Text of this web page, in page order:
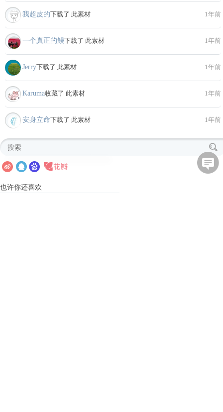
我超皮的下载了 此素材 1年前
一个真正的鳗下载了 此素材 1年前
Jerry下载了 此素材 1年前
Karuma收藏了 此素材 1年前
安身立命下载了 此素材 1年前
也许你还喜欢